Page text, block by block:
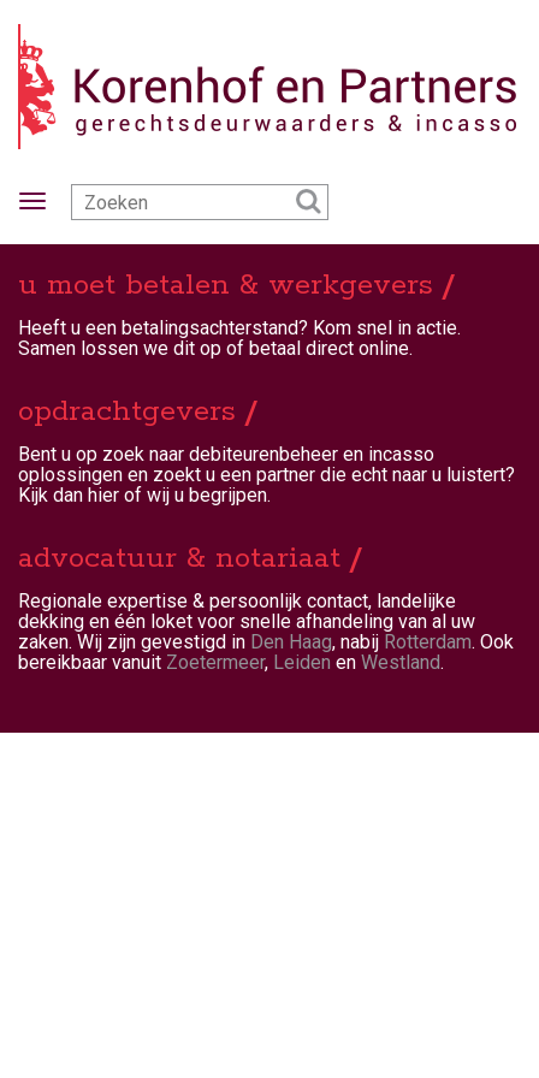
Toggle
navigation
u moet betalen & werkgevers
Heeft u een betalingsachterstand? Kom snel in actie.
Samen lossen we dit op of betaal direct online.
opdrachtgevers
Bent u op zoek naar debiteurenbeheer en incasso
oplossingen en zoekt u een partner die echt naar u luistert?
Kijk dan hier of wij u begrijpen.
advocatuur & notariaat
Regionale expertise & persoonlijk contact, landelijke
dekking en één loket voor snelle afhandeling van al uw
zaken. Wij zijn gevestigd in Den Haag, nabij Rotterdam. Ook
bereikbaar vanuit Zoetermeer, Leiden en Westland.